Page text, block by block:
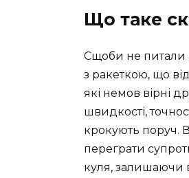
Що таке
Сщоби не питали
з ракеткою, що
які немов вірні
швидкості,
крокують поруч.
переграти
куля, залишаючи